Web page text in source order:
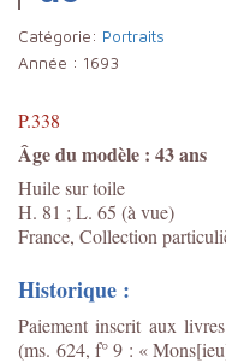
Catégorie: Portraits
Année : 1693
P.338
Âge du modèle : 43 ans
Huile sur toile
H. 81 ; L. 65 (à vue)
France, Collection
Historique :
Paiement inscrit aux
(ms. 624, f° 9 : «